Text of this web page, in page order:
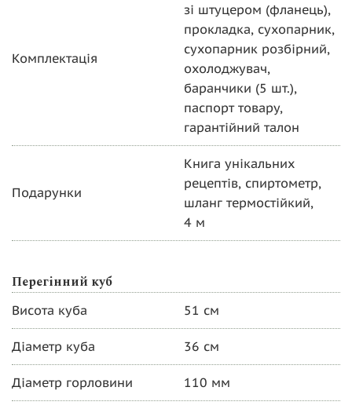
Комплектація
зі штуцером (фланець),
прокладка, сухопарник,
сухопарник розбірний,
охолоджувач,
баранчики (5 шт.),
паспорт товару,
гарантійний талон
Подарунки
Книга унікальних
рецептів, спиртометр,
шланг термостійкий,
4 м
Перегінний куб
Висота куба 51 см
Діаметр куба 36 см
Діаметр горловини 110 мм